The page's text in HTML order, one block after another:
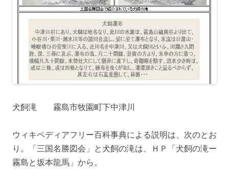
犬飼滝 霧島市牧園町下中津川
ウィキペディアフリー百科事典による説明は、次のとお
り。「三国名勝図会」と犬飼の滝は、ＨＰ「犬飼の滝ー
霧島と坂本龍馬」から。